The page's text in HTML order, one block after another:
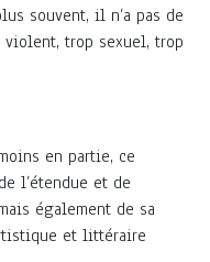
souvent, il n’a pas de
trop sexuel, trop
en partie, ce
l’étendue et de
également de sa
et littéraire